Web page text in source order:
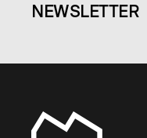
NEWSLETTER